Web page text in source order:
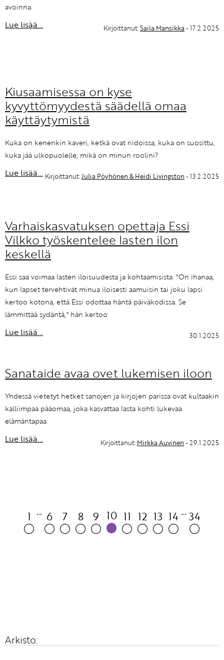
avoinna.
Lue lisää... Kirjoittanut:Saila Mansikka - 17.2.2025
Kiusaamisessa on kyse
kyvyttömyydestä säädellä omaa
käyttäytymistä
Kuka on kenenkin kaveri, ketkä ovat riidoissa, kuka on suosittu,
kuka jää ulkopuolelle, mikä on minun roolini?
Lue lisää... Kirjoittanut:Julia Pöyhönen & Heidi Livingston - 13.2.2025
Varhaiskasvatuksen opettaja Essi
Vilkko työskentelee lasten ilon
keskellä
Essi saa voimaa lasten iloisuudesta ja kohtaamisista. "On ihanaa,
kun lapset tervehtivät minua iloisesti aamuisin tai joku lapsi
kertoo kotona, että Essi odottaa häntä päiväkodissa. Se
lämmittää sydäntä," hän kertoo
Lue lisää... 30.1.2025
Sanataide avaa ovet lukemisen iloon
Yhdessä vietetyt hetket sanojen ja kirjojen parissa ovat kultaakin
kalliimpaa pääomaa, joka kasvattaa lasta kohti lukevaa
elämäntapaa.
Lue lisää... Kirjoittanut: Mirkka Auvinen - 29.1.2025
1 6 7 8 9 10 11 12 13 14 34
Arkisto: